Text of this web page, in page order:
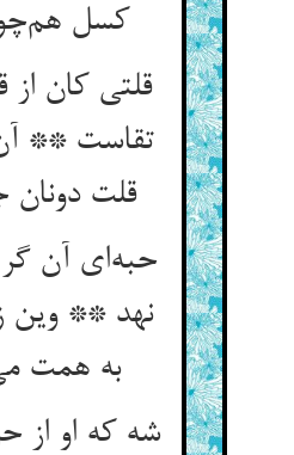
کسل
قلتی کان از
تقاست **
قلت
حبه‌ای آن گر
نهد ** وین
به همت
شه که او